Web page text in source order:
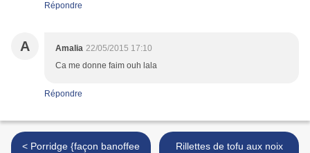
Répondre
A Amalia 22/05/2015 17:10
Ca me donne faim ouh lala
Répondre
< Porridge {façon banoffee
Rillettes de tofu aux noix